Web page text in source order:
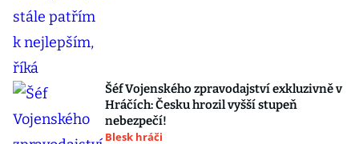
Šéf Vojenského zpravodajství exkluzivně v
Hráčích: Česku hrozil vyšší stupeň
nebezpečí!
Blesk hráči